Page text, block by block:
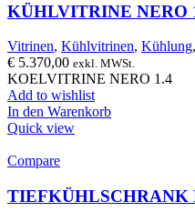
KÜHLVITRINE NERO
Vitrinen, Kühlvitrinen, Kühlung,
€ 5.370,00 exkl. MWSt.
KOELVITRINE NERO 1.4
Add to wishlist
In den Warenkorb
Quick view
Compare
TIEFKÜHLSCHRANK